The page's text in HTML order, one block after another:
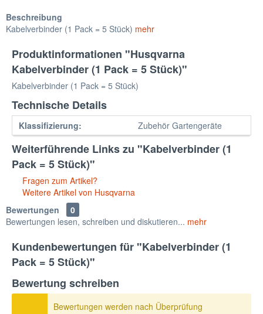
Beschreibung
Kabelverbinder (1 Pack = 5 Stück) mehr
Produktinformationen "Husqvarna
Kabelverbinder (1 Pack = 5 Stück)"
Kabelverbinder (1 Pack = 5 Stück)
Technische Details
Klassifizierung: Zubehör Gartengeräte
Weiterführende Links zu "Kabelverbinder (1
Pack = 5 Stück)"
Fragen zum Artikel?
Weitere Artikel von Husqvarna
Bewertungen
0
Bewertungen lesen, schreiben und diskutieren... mehr
Kundenbewertungen für "Kabelverbinder (1
Pack = 5 Stück)"
Bewertung schreiben
Bewertungen werden nach Überprüfung